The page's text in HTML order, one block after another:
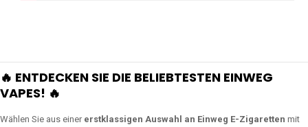
🔥 ENTDECKEN SIE DIE BELIEBTESTEN EINWEG
VAPES! 🔥
Wählen Sie aus einer erstklassigen Auswahl an Einweg E-Zigaretten mit